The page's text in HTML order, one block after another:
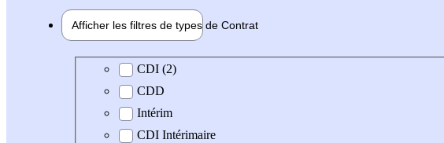
Afficher les filtres de types de Contrat
Type de contrat
CDI (2)
CDD
Intérim
CDI Intérimaire